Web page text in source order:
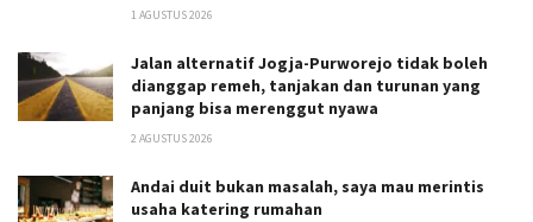
1 AGUSTUS 2026
Jalan alternatif Jogja-Purworejo tidak boleh
dianggap remeh, tanjakan dan turunan yang
panjang bisa merenggut nyawa
2 AGUSTUS 2026
Andai duit bukan masalah, saya mau merintis
usaha katering rumahan